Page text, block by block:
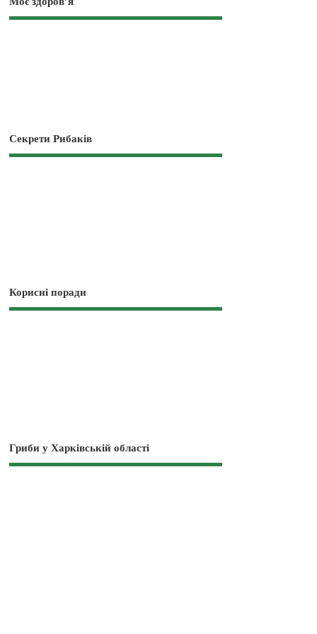
Секрети Рибаків
Корисні поради
Гриби у Харківській області